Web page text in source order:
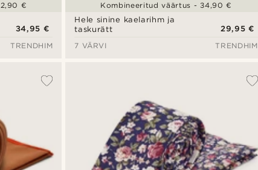
34,95 €
€
TRENDHIM
Hele sinine kaelarihm ja
taskurätt
29,95 €
Kombineeritud väärtus - 34,90 €
7 VÄRVI TRENDHIM